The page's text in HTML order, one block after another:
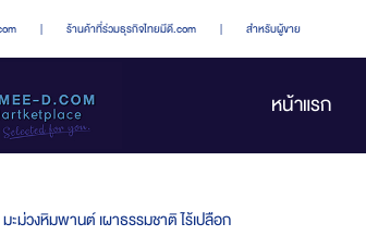
| ร้านค้าที่ร่วมธุรกิจไทยมีดี.com | สำหรับผู้ขาย
หน้าแรก
มะม่วงหิมพานต์ เผาธรรมชาติ ไร้เปลือก